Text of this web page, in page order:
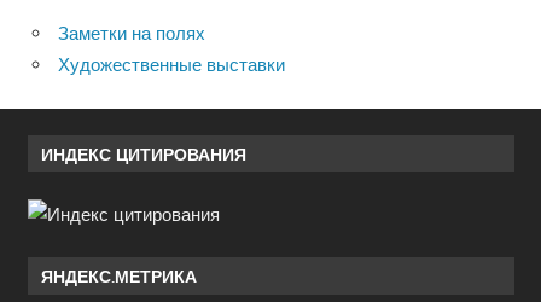
Заметки на полях
Художественные выставки
ИНДЕКС ЦИТИРОВАНИЯ
ЯНДЕКС.МЕТРИКА